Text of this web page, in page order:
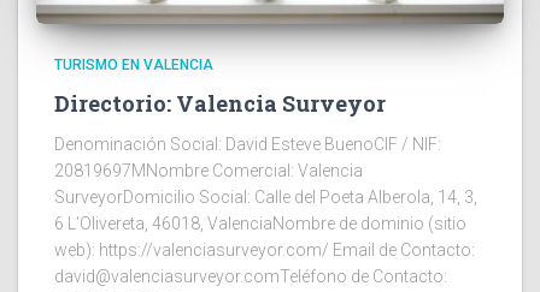
TURISMO EN VALENCIA
Directorio: Valencia Surveyor
Denominación Social: David Esteve BuenoCIF / NIF:
20819697MNombre Comercial: Valencia
SurveyorDomicilio Social: Calle del Poeta Alberola, 14, 3,
6 L’Olivereta, 46018, ValenciaNombre de dominio (sitio
web): https://valenciasurveyor.com/ Email de Contacto:
david@valenciasurveyor.comTeléfono de Contacto: